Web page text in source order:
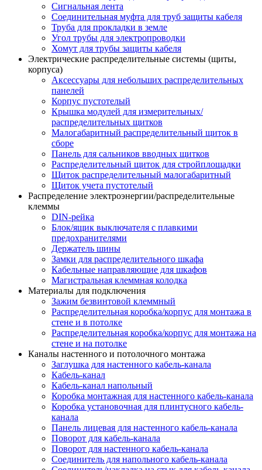
Сигнальная лента
Соединительная муфта для труб защиты кабеля
Труба для прокладки в земле
Угол трубы для электропроводки
Хомут для трубы защиты кабеля
Электрические распределительные системы (щиты,
корпуса)
Аксессуары для небольших распределительных
панелей
Корпус пустотелый
Крышка модулей для измерительных/
распределительных щитков
Малогабаритный распределительный щиток в
сборе
Панель для сальников вводных щитков
Распределительный щиток для стройплощадки
Щиток распределительный малогабаритный
Щиток учета пустотелый
Распределение электроэнергии/распределительные
клеммы
DIN-рейка
Блок/ящик выключателя с плавкими
предохранителями
Держатель шины
Замки для распределительного шкафа
Кабельные направляющие для шкафов
Магистральная клеммная колодка
Материалы для подключения
Зажим безвинтовой клеммный
Распределительная коробка/корпус для монтажа в
стене и в потолке
Распределительная коробка/корпус для монтажа на
стене и на потолке
Каналы настенного и потолочного монтажа
Заглушка для настенного кабель-канала
Кабель-канал
Кабель-канал напольный
Коробка монтажная для настенного кабель-канала
Коробка установочная для плинтусного кабель-
канала
Панель лицевая для настенного кабель-канала
Поворот для кабель-канала
Поворот для настенного кабель-канала
Соединитель для напольного кабель-канала